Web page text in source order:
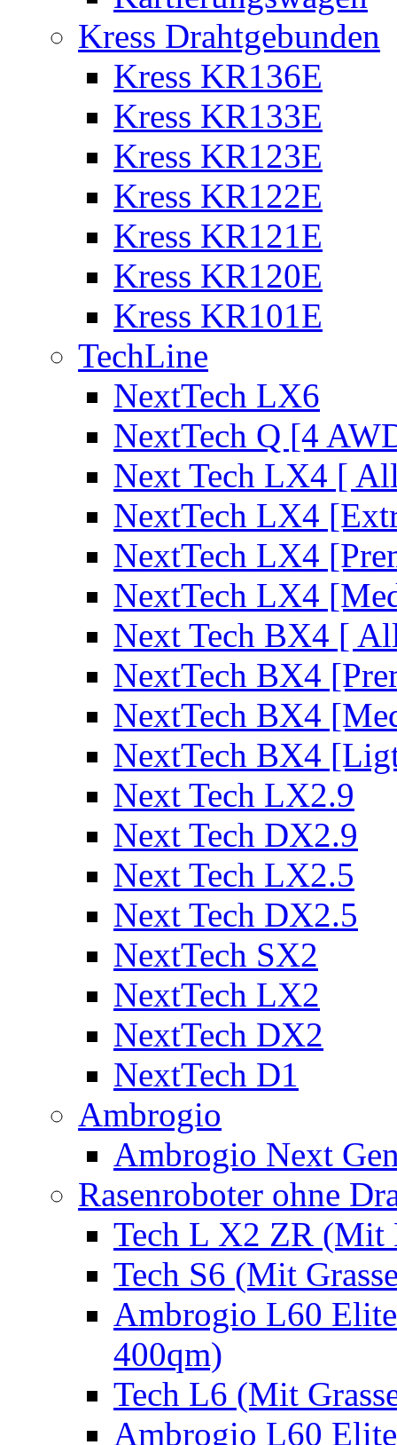
Kress Drahtgebunden
Kress KR136E
Kress KR133E
Kress KR123E
Kress KR122E
Kress KR121E
Kress KR120E
Kress KR101E
TechLine
NextTech LX6
NextTech Q [4
Next Tech LX4 [
NextTech LX4
NextTech LX4
NextTech LX4
Next Tech BX4 [
NextTech BX4
NextTech BX4
NextTech BX4
Next Tech LX2.9
Next Tech DX2.9
Next Tech LX2.5
Next Tech DX2.5
NextTech SX2
NextTech LX2
NextTech DX2
NextTech D1
Ambrogio
Ambrogio Next
Rasenroboter ohne
Tech L X2 ZR (Mit
Tech S6 (Mit
Ambrogio L60
400qm)
Tech L6 (Mit
Ambrogio L60